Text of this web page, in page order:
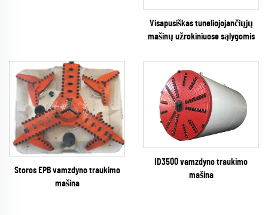
Visapusiškas tuneliojojančiųjų
mašinų užrokiniuose sąlygomis
Storos EPB vamzdyno traukimo
mašina
ID3500 vamzdyno traukimo
mašina